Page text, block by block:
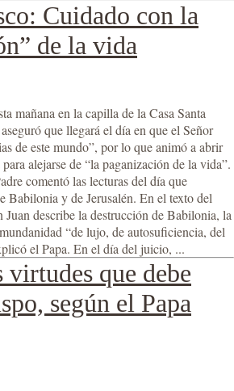
Cuidado con la
de la vida
mañana en la capilla de la Casa Santa
que llegará el día en que el Señor
de este mundo”, por lo que animó a abrir
alejarse de “la paganización de la vida”.
comentó las lecturas del día que
Babilonia y de Jerusalén. En el texto del
describe la destrucción de Babilonia, la
“de lujo, de autosuficiencia, del
el Papa. En el día del juicio, ...
virtudes que debe
según el Papa